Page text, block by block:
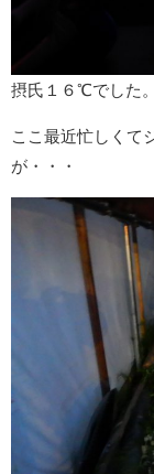
摂氏１６℃でした。
ここ最近忙しくて
が・・・